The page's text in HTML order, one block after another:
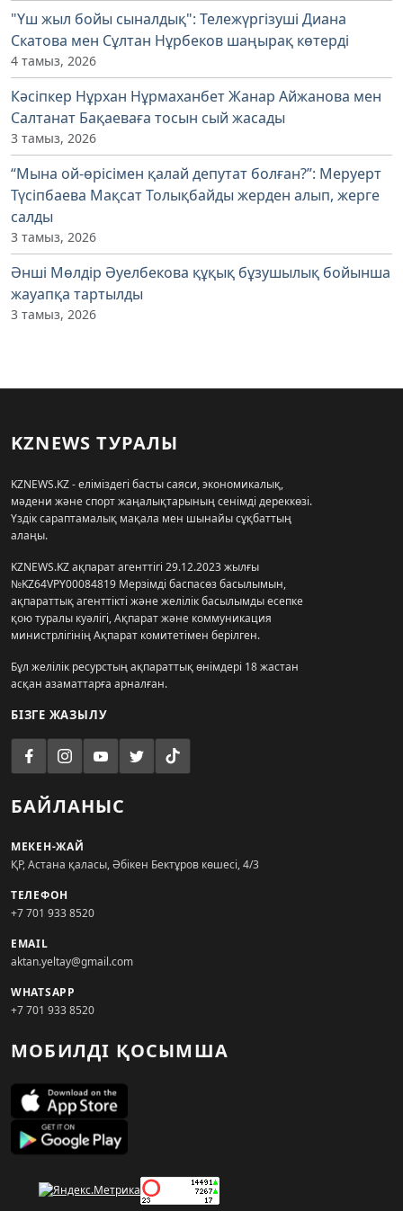
"Үш жыл бойы сыналдық": Тележүргізуші Диана
Скатова мен Сұлтан Нұрбеков шаңырақ көтерді
4 тамыз, 2026
Кәсіпкер Нұрхан Нұрмаханбет Жанар Айжанова мен
Салтанат Бақаеваға тосын сый жасады
3 тамыз, 2026
“Мына ой-өрісімен қалай депутат болған?”: Меруерт
Түсіпбаева Мақсат Толықбайды жерден алып, жерге
салды
3 тамыз, 2026
Әнші Мөлдір Әуелбекова құқық бұзушылық бойынша
жауапқа тартылды
3 тамыз, 2026
KZNEWS ТУРАЛЫ
KZNEWS.KZ - еліміздегі басты саяси, экономикалық,
мәдени және спорт жаңалықтарының сенімді дереккөзі.
Үздік сараптамалық мақала мен шынайы сұқбаттың
алаңы.
KZNEWS.KZ ақпарат агенттігі 29.12.2023 жылғы
№KZ64VPY00084819 Мерзімді баспасөз басылымын,
ақпараттық агенттікті және желілік басылымды есепке
қою туралы куәлігі, Ақпарат және коммуникация
министрлігінің Ақпарат комитетімен берілген.
Бұл желілік ресурстың ақпараттық өнімдері 18 жастан
асқан азаматтарға арналған.
БІЗГЕ ЖАЗЫЛУ
БАЙЛАНЫС
МЕКЕН-ЖАЙ
ҚР, Астана қаласы, Әбікен Бектұров көшесі, 4/3
ТЕЛЕФОН
+7 701 933 8520
EMAIL
aktan.yeltay@gmail.com
WHATSAPP
+7 701 933 8520
МОБИЛДІ ҚОСЫМША